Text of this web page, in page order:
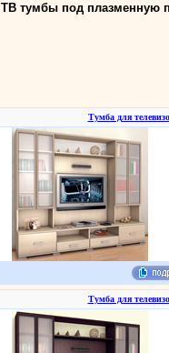
ТВ тумбы под плазменную
Тумба для
Тумба для